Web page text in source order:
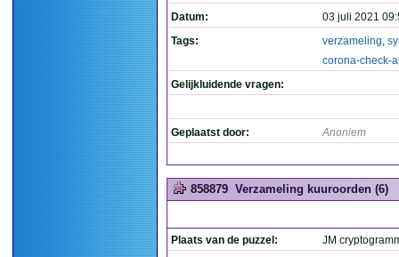
Datum:
03 juli 2021
Tags:
verzameling,
corona-check-
Gelijkluidende vragen:
Geplaatst door: Anoniem
858879 Verzameling kuuroorden (6)
Plaats van de puzzel:
JM